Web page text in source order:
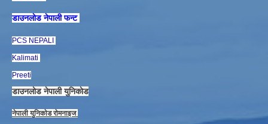
डाउनलाेड नेपाली फन्ट
PCS NEPALI
Kalimati
Preeti
डाउनलाेड नेपाली युनिकाेड
नेपाली युनिकाेड राेमनाइज